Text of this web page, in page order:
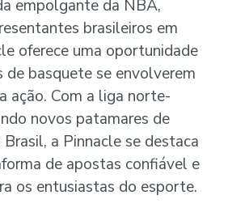
empolgante da NBA,
brasileiros em
oferece uma oportunidade
de basquete se envolverem
ação. Com a liga norte-
novos patamares de
a Pinnacle se destaca
de apostas confiável e
os entusiastas do esporte.